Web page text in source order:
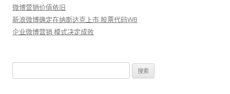
微博营销价值依旧
新浪微博确定在纳斯达克上市 股票代码WB
企业微博营销 模式决定成败
索：